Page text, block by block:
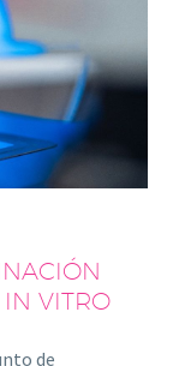
VITRO
de